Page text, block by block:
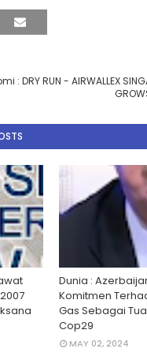
: DRY RUN - AIRWALLEX
Dunia :
Komitmen
Gas Sebagai
Cop29
MAY 02, 2024